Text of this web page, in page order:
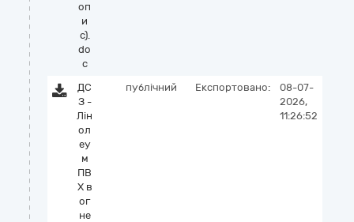
оп
и
с).
do
c
ДС
З -
Лін
ол
еу
м
ПВ
Х в
ог
не
публічний Експортовано:
08-07-
2026,
11:26:52